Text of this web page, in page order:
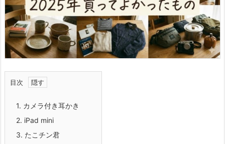
目次
1. カメラ付き耳かき
2. iPad mini
3. たこチン君